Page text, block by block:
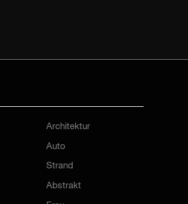
Architektur
Auto
Strand
Abstrakt